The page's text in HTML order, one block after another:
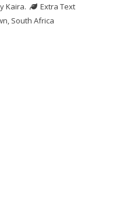
Kaira.
Extra Text
South Africa